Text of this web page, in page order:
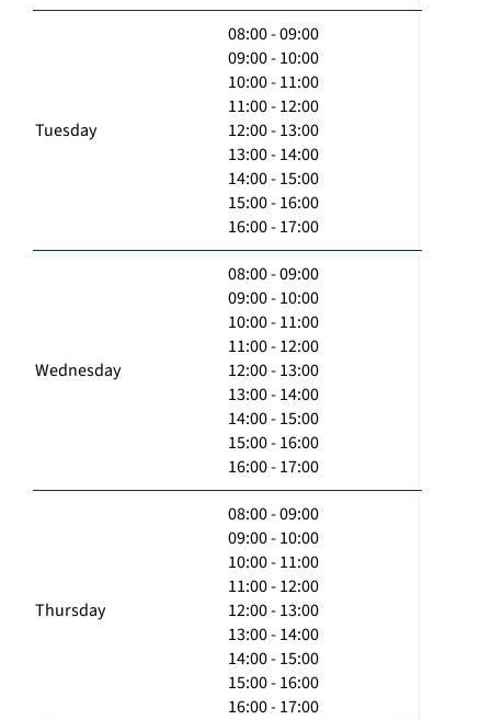
Tuesday
08:00 - 09:00
09:00 - 10:00
10:00 - 11:00
11:00 - 12:00
12:00 - 13:00
13:00 - 14:00
14:00 - 15:00
15:00 - 16:00
16:00 - 17:00
Wednesday
08:00 - 09:00
09:00 - 10:00
10:00 - 11:00
11:00 - 12:00
12:00 - 13:00
13:00 - 14:00
14:00 - 15:00
15:00 - 16:00
16:00 - 17:00
Thursday
08:00 - 09:00
09:00 - 10:00
10:00 - 11:00
11:00 - 12:00
12:00 - 13:00
13:00 - 14:00
14:00 - 15:00
15:00 - 16:00
16:00 - 17:00